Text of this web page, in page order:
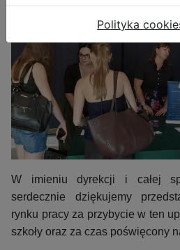
W imieniu dyrekcji i całej
serdecznie dziękujemy
rynku pracy za przybycie w ten
szkoły oraz za czas poświęcony
Polityka